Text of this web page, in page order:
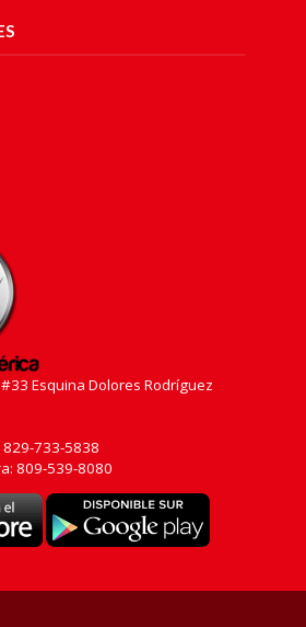
Esquina Dolores Rodríguez
829-733-5838
809-539-8080